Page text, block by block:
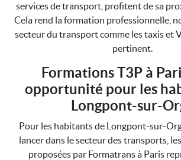
services de transport, profitent de sa
Cela rend la formation professionnelle,
secteur du transport comme les taxis et
pertinent.
Formations T3P à
opportunité pour les
Longpont-sur-
Pour les habitants de Longpont-sur-
lancer dans le secteur des transports,
proposées par Formatrans à Paris